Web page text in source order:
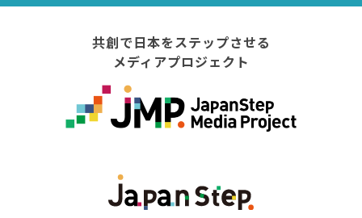
共創で日本をステップさせる
メディアプロジェクト